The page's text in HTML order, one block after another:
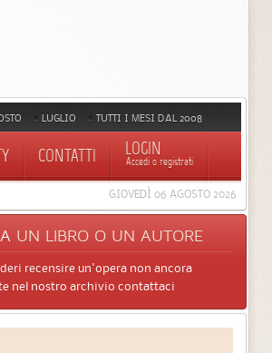
LUGLIO TUTTI I MESI DAL 2008
CONTATTI LOGIN
Accedi o registrati
GIOVEDÌ 06 AGOSTO 2026
UN LIBRO O UN AUTORE
recensire un'opera non ancora
nel nostro archivio contattaci